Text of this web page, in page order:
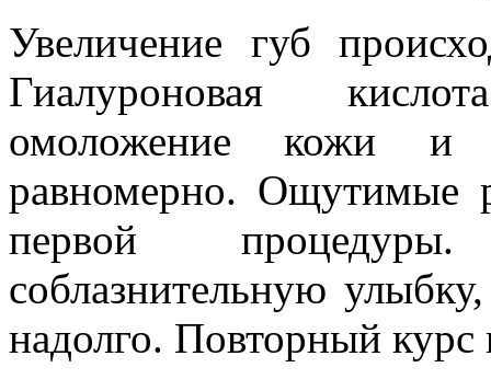
Увеличение губ
Гиалуроновая
омоложение кожи и
равномерно. Ощутимые
первой
соблазнительную
надолго. Повторный курс